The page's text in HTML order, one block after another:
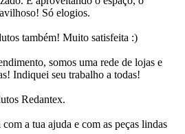
Só elogios.
também! Muito satisfeita :)
somos uma rede de lojas e
Indiquei seu trabalho a todas!
Redantex.
a tua ajuda e com as peças lindas